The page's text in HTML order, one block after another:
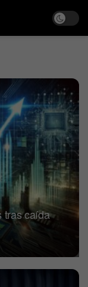
tras caída